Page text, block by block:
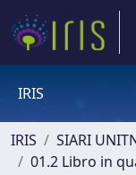
IRIS
IRIS SIARI
01.2 Libro in